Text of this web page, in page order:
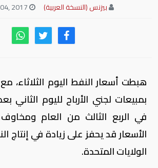
بيزنس (النسخة العربية)
هبطت أسعار النفط اليوم الثلاثاء،
بمبيعات لجني الأرباح لليوم الثاني
في الربع الثالث من العام
الأسعار قد يحفز على زيادة في إنتاج
الولايات المتحدة.